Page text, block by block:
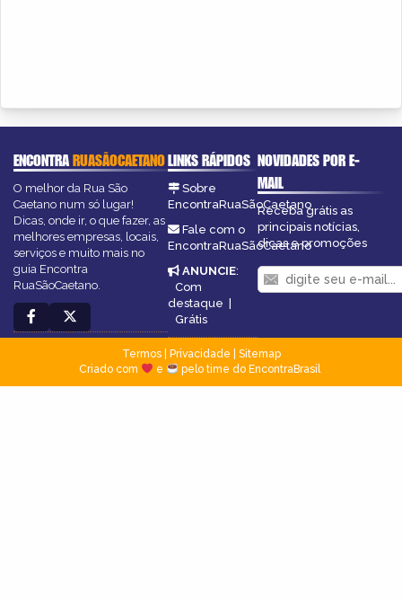
ENCONTRARUASÃOCAETANO
O melhor da Rua São
Caetano num só lugar!
Dicas, onde ir, o que fazer, as
melhores empresas, locais,
serviços e muito mais no
guia Encontra
RuaSãoCaetano.
LINKS RÁPIDOS
Sobre
EncontraRuaSãoCaetano
Fale com o
EncontraRuaSãoCaetano
ANUNCIE:
Com
destaque
Grátis
NOVIDADES POR E-
MAIL
Receba grátis as
principais notícias,
dicas e promoções
Termos| Privacidade
Sitemap
Criado com
e pelo time do EncontraBrasil